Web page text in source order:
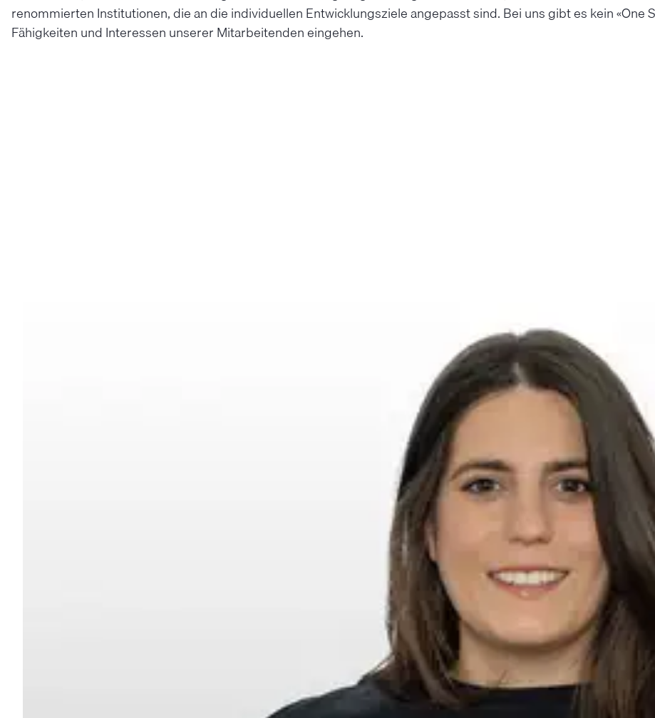
renommierten Institutionen, die an die individuellen Entwicklungsziele angepasst sind. Bei uns gibt es kein «One
Fähigkeiten und Interessen unserer Mitarbeitenden eingehen.